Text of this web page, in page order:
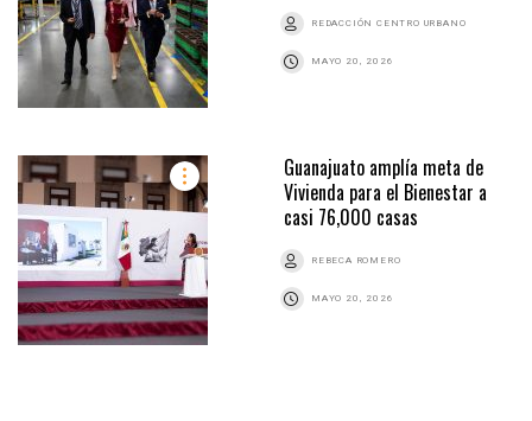
REDACCIÓN CENTRO URBANO
MAYO 20, 2026
Guanajuato amplía meta de
Vivienda para el Bienestar a
casi 76,000 casas
REBECA ROMERO
MAYO 20, 2026